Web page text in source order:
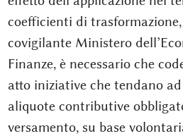
coefficienti di
covigilante Ministero
Finanze, è necessario che
atto iniziative che tendano
aliquote contributive
versamento, su base